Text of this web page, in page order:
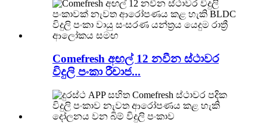
Comefresh අඟල් 12 නවීන ස්ථාවර
විදුලි පංකා රීචාජ...